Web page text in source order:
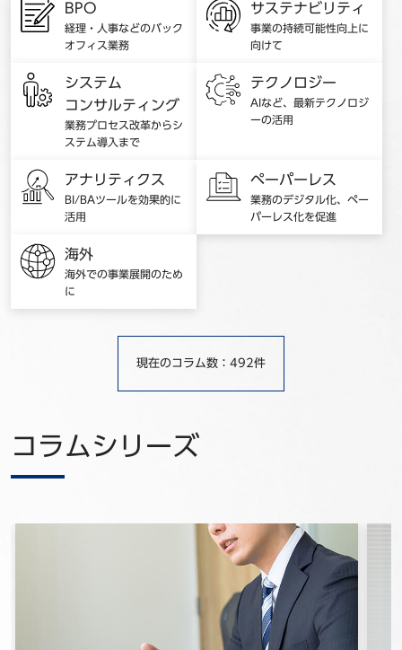
BPO
経理・人事などのバック
オフィス業務
サステナビリティ
事業の持続可能性向上に
向けて
システム
コンサルティング
業務プロセス改革からシ
ステム導入まで
テクノロジー
AIなど、最新テクノロジ
ーの活用
アナリティクス
BI/BAツールを効果的に
活用
ペーパーレス
業務のデジタル化、ペー
パーレス化を促進
海外
海外での事業展開のため
に
現在のコラム数：492件
コラムシリーズ